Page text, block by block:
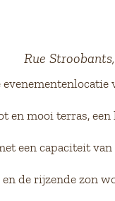
Rue
en mooi terras,
een capaciteit
de rijzende zon